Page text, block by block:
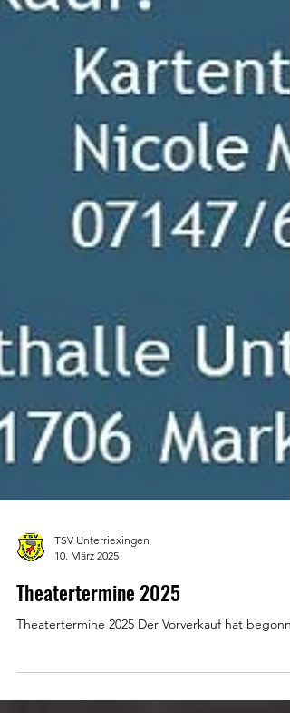
TSV Unterriexingen
Theatertermine 2025
Theatertermine 2025 Der Vorverkauf hat